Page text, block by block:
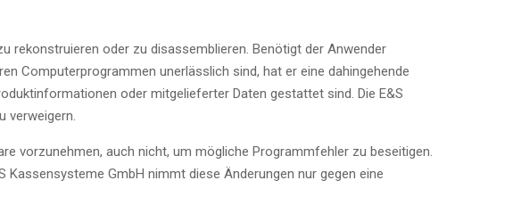
oder zu disassemblieren. Benötigt der Anwender
Computerprogrammen unerlässlich sind, hat er eine dahingehende
oder mitgelieferter Daten gestattet sind. Die E&S
verweigern.
vorzunehmen, auch nicht, um mögliche Programmfehler zu beseitigen.
Kassensysteme GmbH nimmt diese Änderungen nur gegen eine